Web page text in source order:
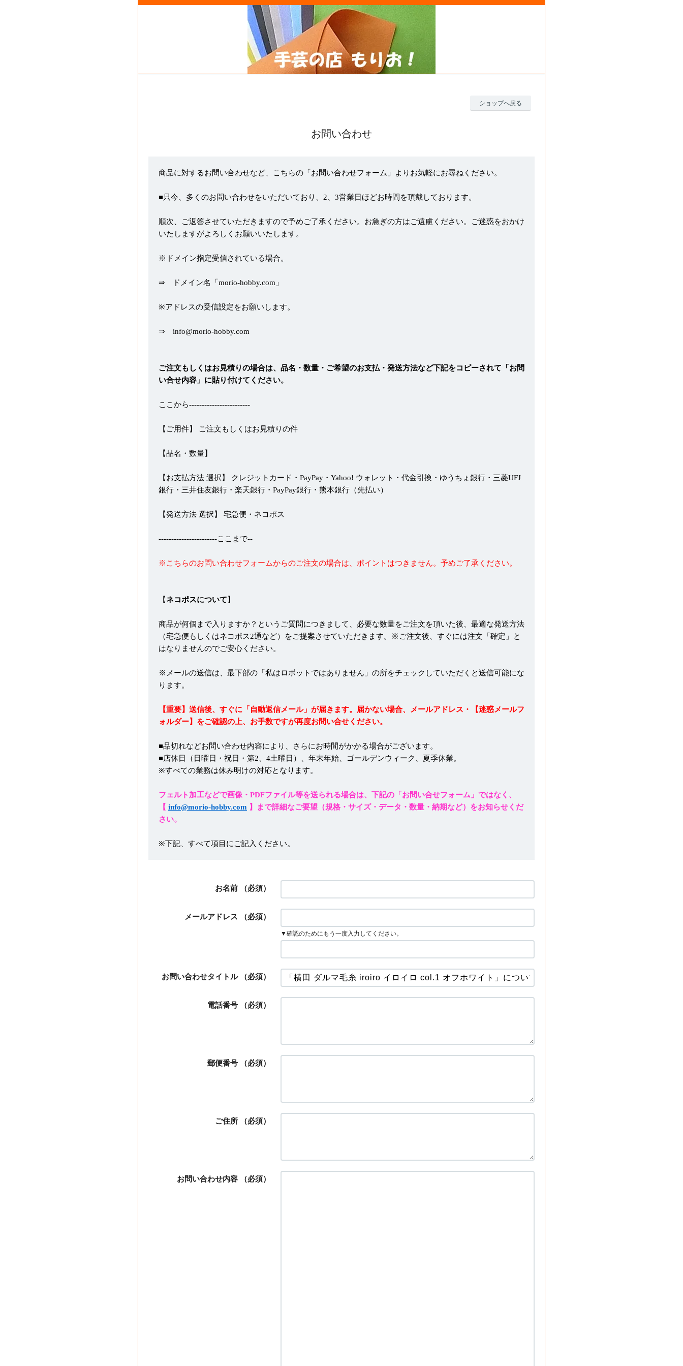
ショップへ戻る
お問い合わせ
商品に対するお問い合わせなど、こちらの「お問い合わせフォーム」よりお気軽にお尋ねください。
■只今、多くのお問い合わせをいただいており、2、3営業日ほどお時間を頂戴しております。
順次、ご返答させていただきますので予めご了承ください。お急ぎの方はご遠慮ください。ご迷惑をおかけ
いたしますがよろしくお願いいたします。
※ドメイン指定受信されている場合。
⇒ ドメイン名「morio-hobby.com」
※アドレスの受信設定をお願いします。
⇒ info@morio-hobby.com
ご注文もしくはお見積りの場合は、品名・数量・ご希望のお支払・発送方法など下記をコピーされて「お問
い合せ内容」に貼り付けてください。
ここから------------------------
【ご用件】 ご注文もしくはお見積りの件
【品名・数量】
【お支払方法 選択】 クレジットカード・PayPay・Yahoo! ウォレット・代金引換・ゆうちょ銀行・三菱UFJ
銀行・三井住友銀行・楽天銀行・PayPay銀行・熊本銀行（先払い）
【発送方法 選択】 宅急便・ネコポス
-----------------------ここまで--
※こちらのお問い合わせフォームからのご注文の場合は、ポイントはつきません。予めご了承ください。
【ネコポスについて 】
商品が何個まで入りますか？というご質問につきまして、必要な数量をご注文を頂いた後、最適な発送方法
（宅急便もしくはネコポス2通など）をご提案させていただきます。※ご注文後、すぐには注文「確定」と
はなりませんのでご安心ください。
※メールの送信は、最下部の「私はロボットではありません」の所をチェックしていただくと送信可能にな
ります。
【重要】送信後、すぐに「自動返信メール」が届きます。届かない場合、メールアドレス・【迷惑メールフ
ォルダー】をご確認の上、お手数ですが再度お問い合せください。
■品切れなどお問い合わせ内容により、さらにお時間がかかる場合がございます。
■店休日（日曜日・祝日・第2、4土曜日）、年末年始、ゴールデンウィーク、夏季休業。
※すべての業務は休み明けの対応となります。
フェルト加工などで画像・PDFファイル等を送られる場合は、下記の「お問い合せフォーム」ではなく、
【 info@morio-hobby.com 】まで詳細なご要望（規格・サイズ・データ・数量・納期など）をお知らせくだ
さい。
※下記、すべて項目にご記入ください。
お名前 （必須）
メールアドレス （必須）
▼確認のためにもう一度入力してください。
お問い合わせタイトル （必須）
電話番号 （必須）
郵便番号 （必須）
ご住所 （必須）
お問い合わせ内容 （必須）